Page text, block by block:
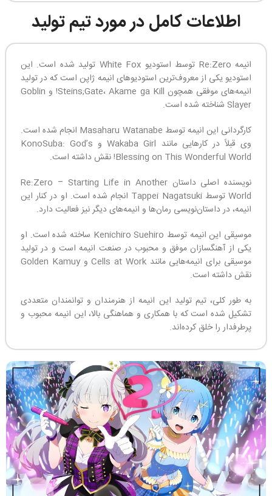
اطلاعات کامل در مورد تیم تولید
انیمه Re:Zero توسط استودیو White Fox تولید شده است. این
استودیو یکی از معروف‌ترین استودیوهای انیمه ژاپن است که در تولید
انیمه‌های موفقی همچون Steins;Gate، Akame ga Kill! و Goblin
Slayer شناخته شده است.
کارگردانی این انیمه توسط Masaharu Watanabe انجام شده است.
وی قبلاً در کارهایی مانند Wakaba Girl و KonoSuba: God’s
Blessing on This Wonderful World! نقش داشته است.
نویسنده اصلی داستان Re:Zero – Starting Life in Another
World توسط Tappei Nagatsuki انجام شده است. او در کنار این
انیمه، در داستان‌نویسی رمان‌ها و انیمه‌های دیگر نیز فعالیت دارد.
موسیقی این انیمه توسط Kenichiro Suehiro ساخته شده است. او
یکی از آهنگسازان موفق و محبوب در صنعت انیمه است و در تولید
موسیقی برای انیمه‌هایی مانند Cells at Work و Golden Kamuy
نقش داشته است.
به طور کلی، تیم تولید این انیمه از هنرمندان و توانمندان متعددی
تشکیل شده است که با همکاری و هماهنگی بالا، این انیمه محبوب و
پرطرفدار را خلق کرده‌اند.